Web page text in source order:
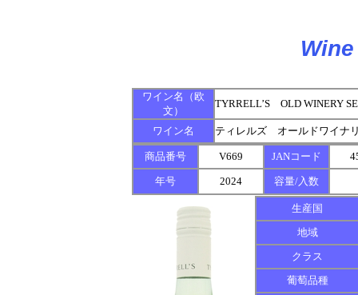
ワイン名（欧
文）
TYRRELL’S OLD WINERY
ワイン名 ティレルズ オールドワイナ
商品番号 V669 JANコード
年号 2024 容量/入数
生産国
地域
クラス
葡萄品種